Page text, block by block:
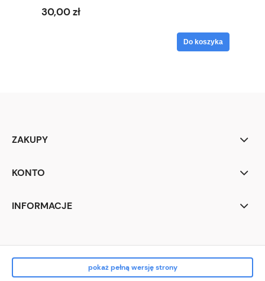
30,00 zł
Do koszyka
ZAKUPY
KONTO
INFORMACJE
pokaż pełną wersję strony